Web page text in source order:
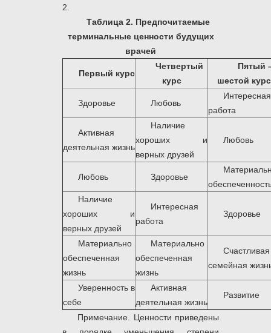
2.
Таблица 2. Предпочитаемые
терминальные ценности будущих
врачей
Первый курс
Четвертый
курс
Пятый
шестой
Здоровье Любовь
Интересная
работа
Активная
деятельная жизнь
Наличие
хороших и
верных друзей
Любовь
Любовь Здоровье
Наличие
хороших и
верных друзей
Интересная
работа
Здоровье
Материально
обеспеченная
жизнь
Материально
обеспеченная
жизнь
Счастливая
семейная
Уверенность в
себе
Активная
деятельная жизнь
Развитие
Примечание. Ценности приведены